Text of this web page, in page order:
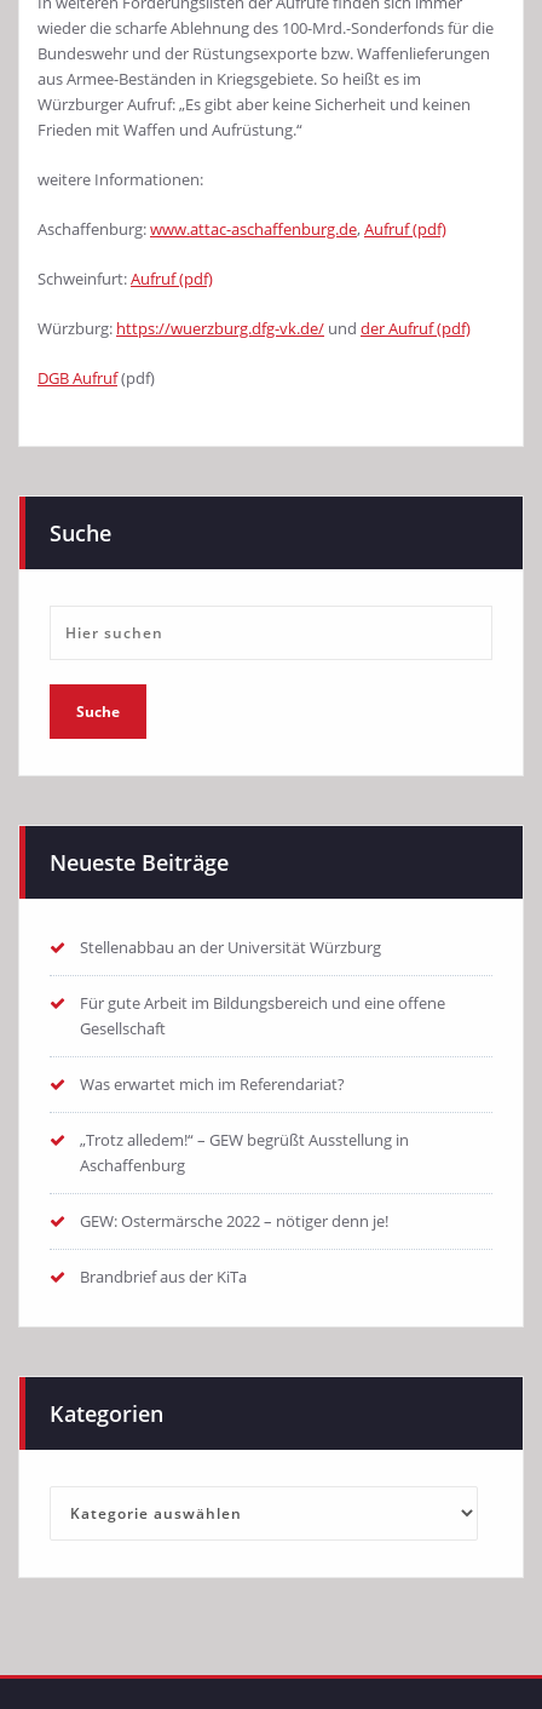
wieder die scharfe Ablehnung des 100-Mrd.-Sonderfonds für die
Bundeswehr und der Rüstungsexporte bzw. Waffenlieferungen
aus Armee-Beständen in Kriegsgebiete. So heißt es im
Würzburger Aufruf: „Es gibt aber keine Sicherheit und keinen
Frieden mit Waffen und Aufrüstung.“
weitere Informationen:
Aschaffenburg:www.attac-aschaffenburg.de,Aufruf (pdf)
Schweinfurt:Aufruf (pdf)
Würzburg: https://wuerzburg.dfg-vk.de/ und der Aufruf (pdf)
DGB Aufruf(pdf)
Suche
Neueste Beiträge
Stellenabbau an der Universität Würzburg
Für gute Arbeit im Bildungsbereich und eine offene
Gesellschaft
Was erwartet mich im Referendariat?
„Trotz alledem!“ – GEW begrüßt Ausstellung in
Aschaffenburg
GEW: Ostermärsche 2022 – nötiger denn je!
Brandbrief aus der KiTa
Kategorien
Kategorien